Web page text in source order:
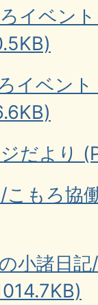
イベン
イベン
だより
もろ協
小諸日